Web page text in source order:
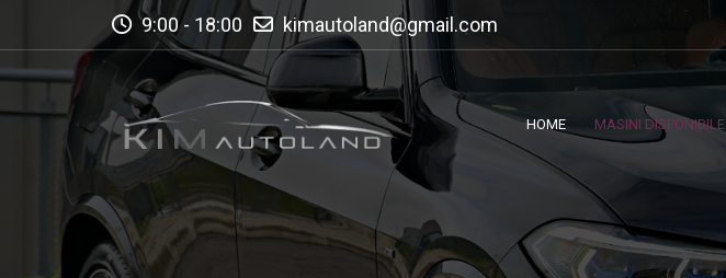
9:00 - 18:00 kimautoland@gmail.com
HOME MASINI DISPONIBILE